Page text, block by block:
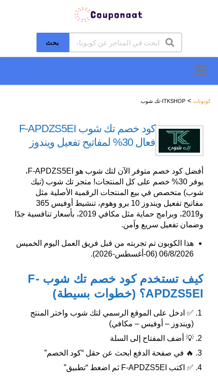
بحث
إلى
المحتوى
كوبونات > ITKSHOP-تك شوب
كود خصم تك شوب F-APDZS5EI
فعال 30% لمفاتيح تفعيل ويندوز
أفضل كود خصم متوفر الآن لتك شوب هو F-APDZS5EI،
يوفر 30% خصم على كل المنتجات! متجر تك شوب (تيك
شوب) متخصص في بيع المنتجات الرقمية الأصلية مثل
مفاتيح تفعيل ويندوز 10 برو وهوم، تنشيط أوفيس 365
و2019، وبرامج حماية مثل مكافي 2019، بأسعار تنافسية جدًا
وضمان تفعيل سريع وآمن.
هذا الكوبون تم تجربته من قبل فريق العمل اليوم الخميس
06/8/2026 (06-أغسطس-2026).
كيف تستخدم كود خصم تك شوب F-
APDZS5EI؟ (خطوات بسيطة)
✅ ادخل على الموقع الرسمي لتك شوب واختر المنتج
(ويندوز – أوفيس – مكافي)
💡 أضف المفتاح إلى السلة
🔥 في صفحة الدفع ابحث عن حقل “كود الخصم”
✅ اكتب F-APDZS5EI ثم اضغط “تطبيق”